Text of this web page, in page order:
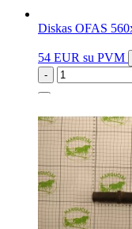
Diskas OFAS
54 EUR su PVM
-